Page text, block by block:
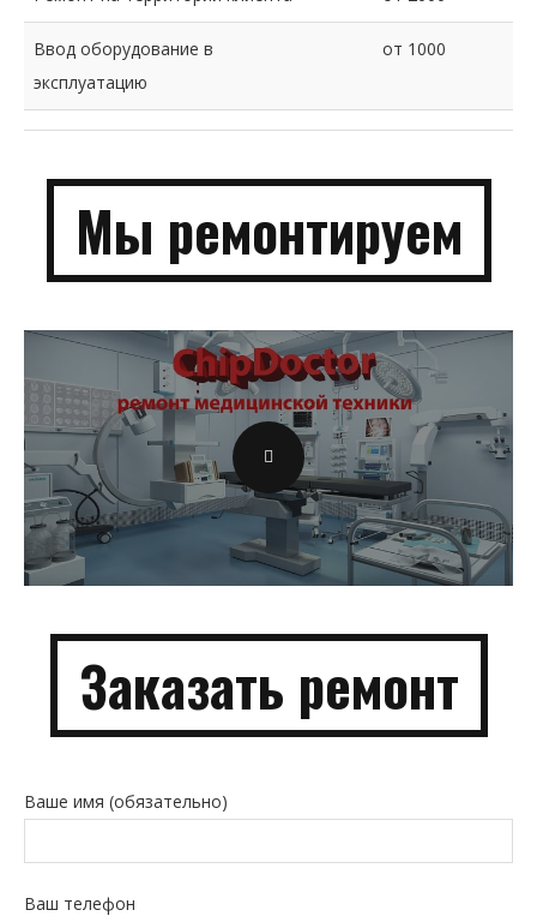
Ввод оборудование в
эксплуатацию
от 1000
Мы ремонти­руем
Заказать ремонт
Ваше имя (обязательно)
Ваш телефон